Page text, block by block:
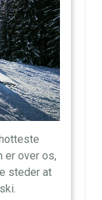
er over os,
steder at